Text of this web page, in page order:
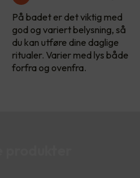
På badet er det viktig med
god og variert belysning, så
du kan utføre dine daglige
ritualer. Varier med lys både
forfra og ovenfra.